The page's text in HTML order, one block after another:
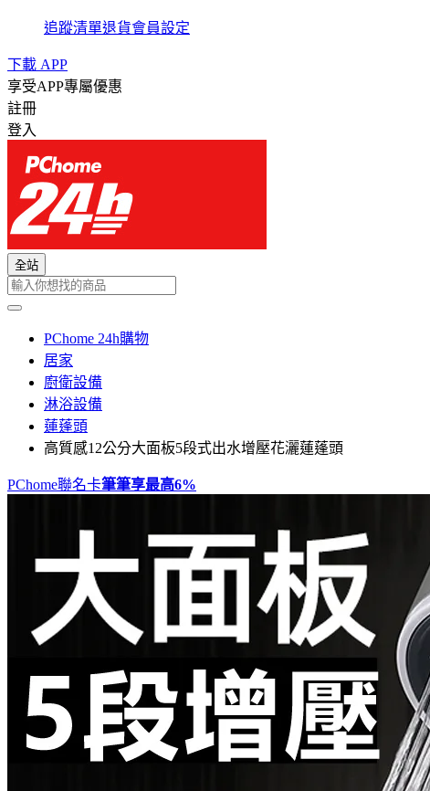
追蹤清單退貨會員設定
下載 APP
享受APP專屬優惠
註冊
登入
全站
PChome 24h購物
居家
廚衛設備
淋浴設備
蓮蓬頭
高質感12公分大面板5段式出水增壓花灑蓮蓬頭
PChome聯名卡筆筆享最高6%